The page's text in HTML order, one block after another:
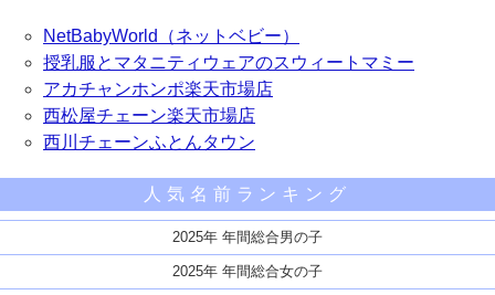
NetBabyWorld（ネットベビー）
授乳服とマタニティウェアのスウィートマミー
アカチャンホンポ楽天市場店
西松屋チェーン楽天市場店
西川チェーンふとんタウン
人気名前ランキング
2025年 年間総合男の子
2025年 年間総合女の子